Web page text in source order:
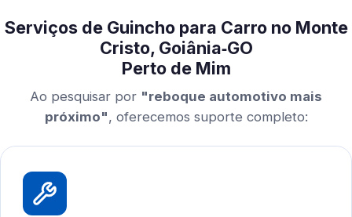
Serviços de Guincho para Carro no Monte
Cristo, Goiânia‑GO
Perto de Mim
Ao pesquisar por "reboque automotivo mais
próximo", oferecemos suporte completo: